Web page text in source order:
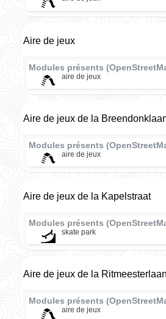
Aire de jeux
Modules présents
aire de jeux
Aire de jeux de la
Modules présents
aire de jeux
Aire de jeux de la Kapelstraat
Modules présents
skate park
Aire de jeux de la Ritmeesterlaan
Modules présents
aire de jeux